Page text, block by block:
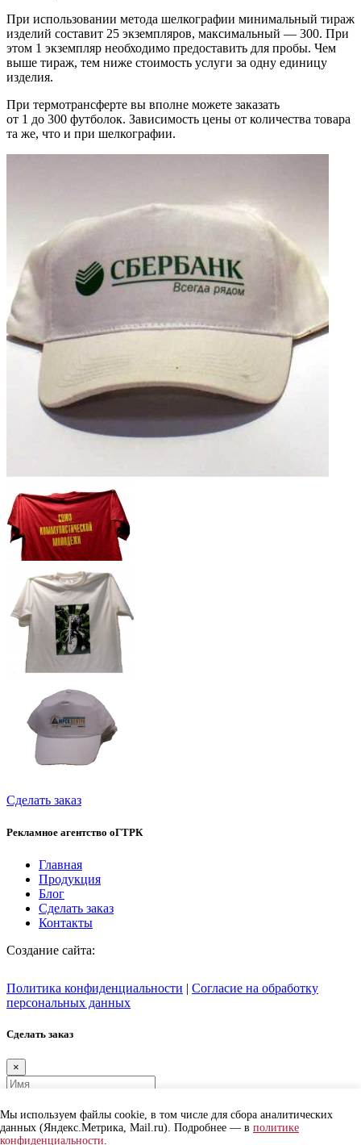
При использовании метода шелкографии минимальный тираж
изделий составит 25 экземпляров, максимальный — 300. При
этом 1 экземпляр необходимо предоставить для пробы. Чем
выше тираж, тем ниже стоимость услуги за одну единицу
изделия.
При термотрансферте вы вполне можете заказать
от 1 до 300 футболок. Зависимость цены от количества товара
та же, что и при шелкографии.
Сделать заказ
Рекламное агентство оГТРК
Главная
Продукция
Блог
Сделать заказ
Контакты
Создание сайта:
Политика конфиденциальности | Согласие на обработку
персональных данных
Сделать заказ
×
Мы используем файлы cookie, в том числе для сбора аналитических
данных (Яндекс.Метрика, Mail.ru). Подробнее — в политике
конфиденциальности.